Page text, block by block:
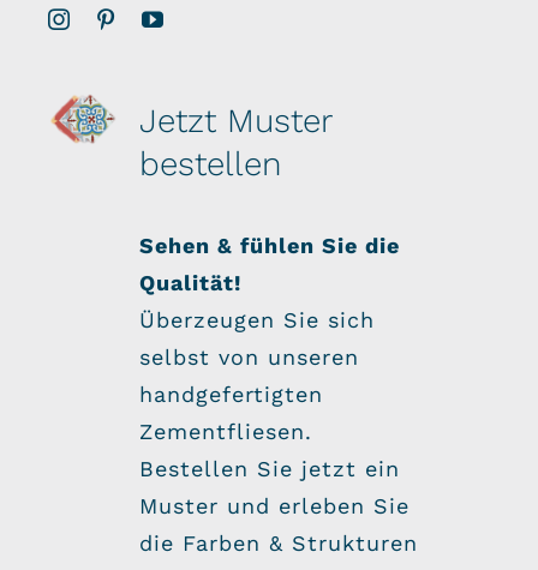
Jetzt Muster
bestellen
Sehen & fühlen Sie die
Qualität!
Überzeugen Sie sich
selbst von unseren
handgefertigten
Zementfliesen.
Bestellen Sie jetzt ein
Muster und erleben Sie
die Farben & Strukturen